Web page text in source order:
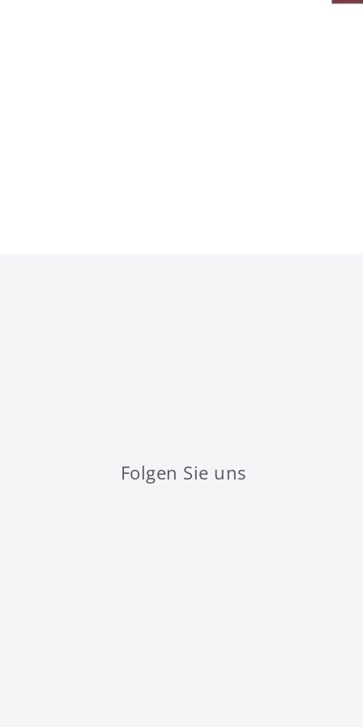
Folgen Sie uns